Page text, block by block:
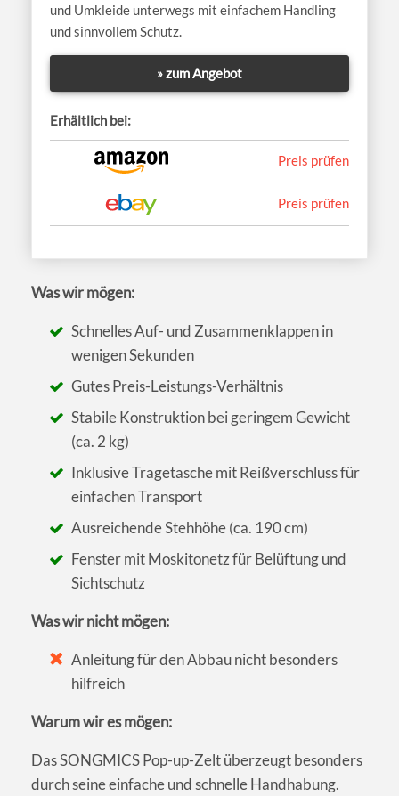
und Umkleide unterwegs mit einfachem Handling
und sinnvollem Schutz.
» zum Angebot
Erhältlich bei:
Preis prüfen
Preis prüfen
Was wir mögen:
Schnelles Auf- und Zusammenklappen in
wenigen Sekunden
Gutes Preis-Leistungs-Verhältnis
Stabile Konstruktion bei geringem Gewicht
(ca. 2 kg)
Inklusive Tragetasche mit Reißverschluss für
einfachen Transport
Ausreichende Stehhöhe (ca. 190 cm)
Fenster mit Moskitonetz für Belüftung und
Sichtschutz
Was wir nicht mögen:
Anleitung für den Abbau nicht besonders
hilfreich
Warum wir es mögen:
Das SONGMICS Pop-up-Zelt überzeugt besonders
durch seine einfache und schnelle Handhabung.